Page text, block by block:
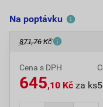
Na poptávku
871,76 Kč
Cena s DPH
645,10 Kč za ks